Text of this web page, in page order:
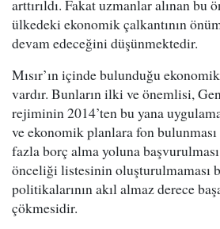
arttırıldı. Fakat uzmanlar alınan bu
ülkedeki ekonomik çalkantının
devam edeceğini düşünmektedir.
Mısır’ın içinde bulunduğu
vardır. Bunların ilki ve önemlisi,
rejiminin 2014’ten bu yana
ve ekonomik planlara fon
fazla borç alma yoluna
önceliği listesinin oluşturulmaması
politikalarının akıl almaz derece
çökmesidir.